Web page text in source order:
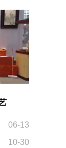
06-13
10-30